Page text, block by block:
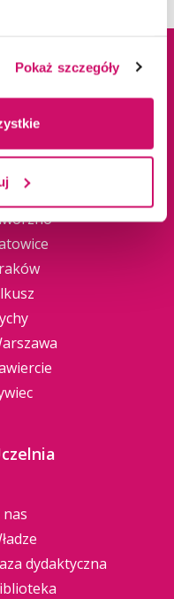
Pokaż szczegóły
Gliwice
nas
dydaktyczna